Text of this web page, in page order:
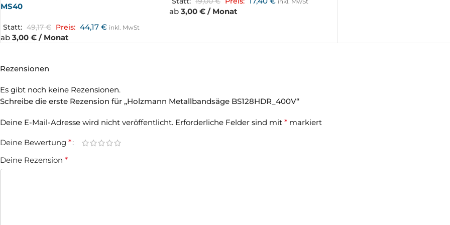
MS40
Statt: 49,17€ Preis: 44,17 € inkl. MwSt
ab 3,00 € / Monat
ab 3,00 € / Monat
Rezensionen
Es gibt noch keine Rezensionen.
Schreibe die erste Rezension für „Holzmann Metallbandsäge BS128HDR_400V“
Deine E-Mail-Adresse wird nicht veröffentlicht. Erforderliche Felder sind mit * markiert
Deine Bewertung *
Deine Rezension *